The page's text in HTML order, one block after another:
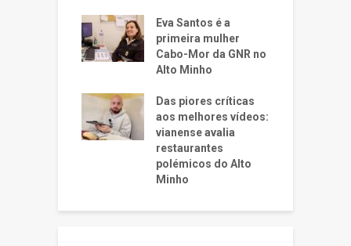
Eva Santos é a
primeira mulher
Cabo-Mor da GNR no
Alto Minho
Das piores críticas
aos melhores vídeos:
vianense avalia
restaurantes
polémicos do Alto
Minho